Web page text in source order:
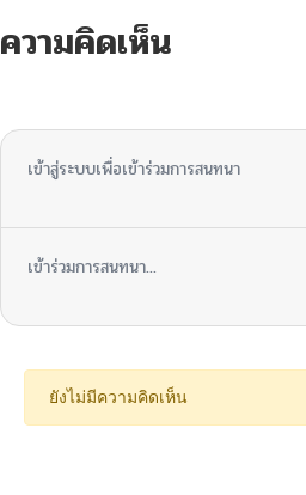
ความคิดเห็น
เข้าสู่ระบบเพื่อเข้าร่วมการสนทนา
เข้าร่วมการสนทนา...
ยังไม่มีความคิดเห็น